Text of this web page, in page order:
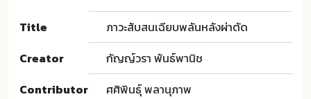
Title
ภาวะสับสนเฉียบพลันหลังผ่าตัด
Creator
กัญญ์วรา พันธ์พานิช
Contributor
ศศิพินธุ์ พลานุภาพ